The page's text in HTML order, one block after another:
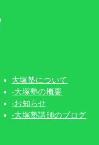
大塚塾について
-大塚塾の概要
-お知らせ
-大塚塾講師のブログ